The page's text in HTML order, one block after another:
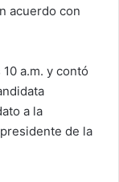
acuerdo con
a.m. y contó
a la
de la